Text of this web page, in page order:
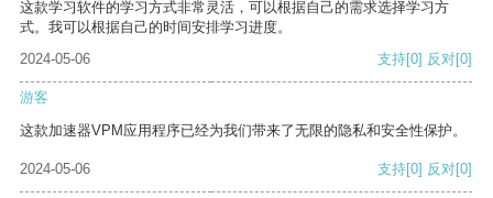
这款学习软件的学习方式非常灵活，可以根据自己的需求选择学习方
式。我可以根据自己的时间安排学习进度。
2024-05-06
支持[0] 反对[0]
游客
这款加速器VPM应用程序已经为我们带来了无限的隐私和安全性保护。
2024-05-06 支持[0] 反对[0]